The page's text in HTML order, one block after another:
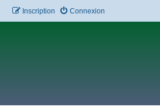
Connexion
Inscription